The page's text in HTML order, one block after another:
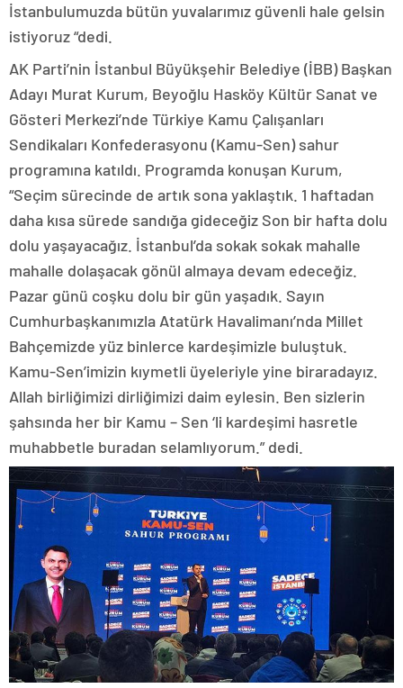
İstanbulumuzda bütün yuvalarımız güvenli hale gelsin
istiyoruz “dedi.
AK Parti’nin İstanbul Büyükşehir Belediye (İBB) Başkan
Adayı Murat Kurum, Beyoğlu Hasköy Kültür Sanat ve
Gösteri Merkezi’nde Türkiye Kamu Çalışanları
Sendikaları Konfederasyonu (Kamu-Sen) sahur
programına katıldı. Programda konuşan Kurum,
“Seçim sürecinde de artık sona yaklaştık. 1 haftadan
daha kısa sürede sandığa gideceğiz Son bir hafta dolu
dolu yaşayacağız. İstanbul’da sokak sokak mahalle
mahalle dolaşacak gönül almaya devam edeceğiz.
Pazar günü coşku dolu bir gün yaşadık. Sayın
Cumhurbaşkanımızla Atatürk Havalimanı’nda Millet
Bahçemizde yüz binlerce kardeşimizle buluştuk.
Kamu-Sen’imizin kıymetli üyeleriyle yine biraradayız.
Allah birliğimizi dirliğimizi daim eylesin. Ben sizlerin
şahsında her bir Kamu – Sen ‘li kardeşimi hasretle
muhabbetle buradan selamlıyorum.” dedi.